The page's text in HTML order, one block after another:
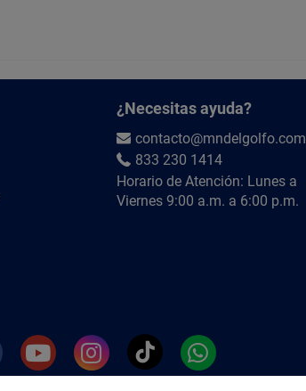
¿Necesitas ayuda?
contacto@mndelgolfo.com
833 230 1414
Horario de Atención: Lunes a
Viernes 9:00 a.m. a 6:00 p.m.